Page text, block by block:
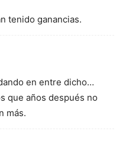
tenido ganancias.
en entre dicho…
que años después no
más.